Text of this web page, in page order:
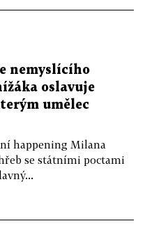
nemyslícího
oslavuje
umělec
happening Milana
se státními poctami